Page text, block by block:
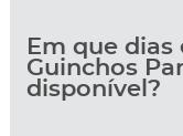
Em que dias
Guinchos
disponível?